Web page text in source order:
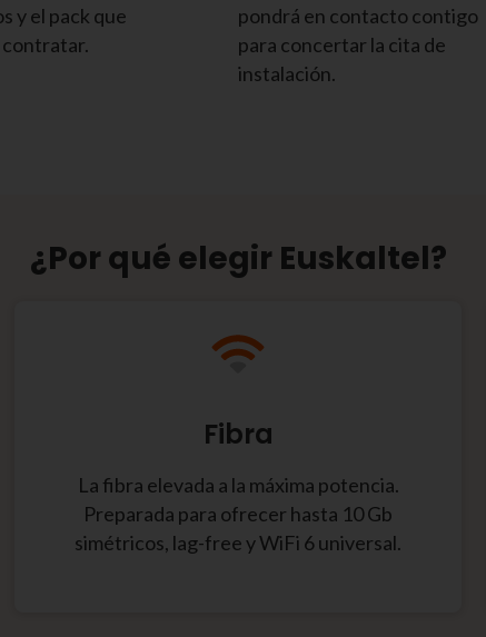
y el pack que
pondrá en contacto contigo
para concertar la cita de
instalación.
¿Por qué elegir Euskaltel?
Fibra
La fibra elevada a la máxima potencia.
Preparada para ofrecer hasta 10 Gb
simétricos, lag-free y WiFi 6 universal.